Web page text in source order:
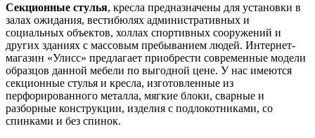
Секционные стулья, кресла предназначены для установки в
залах ожидания, вестибюлях административных и
социальных объектов, холлах спортивных сооружений и
других зданиях с массовым пребыванием людей. Интернет-
магазин «Улисс» предлагает приобрести современные модели
образцов данной мебели по выгодной цене. У нас имеются
секционные стулья и кресла, изготовленные из
перфорированного металла, мягкие блоки, сварные и
разборные конструкции, изделия с подлокотниками, со
спинками и без спинок.